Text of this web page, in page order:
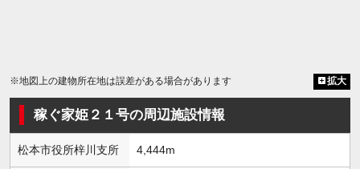
※地図上の建物所在地は誤差がある場合があります 拡大
稼ぐ家姫２１号の周辺施設情報
松本市役所梓川支所 4,444m